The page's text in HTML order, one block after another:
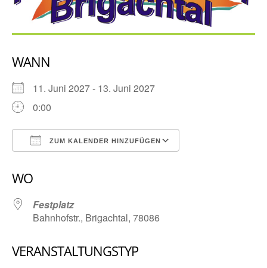
WANN
11. Juni 2027 - 13. Juni 2027
0:00
ZUM KALENDER HINZUFÜGEN
WO
Festplatz
Bahnhofstr., Brigachtal, 78086
VERANSTALTUNGSTYP